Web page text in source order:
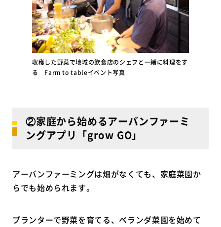
収穫した野菜で地域の飲食店のシェフと一緒に料理をす
る Farm to tableイベント写真
②家庭から始めるアーバンファーミ
ングアプリ「grow GO」
アーバンファーミングは畑がなくても、家庭菜園か
らでも始められます。
プランターで野菜を育てる、ベランダ菜園を始めて